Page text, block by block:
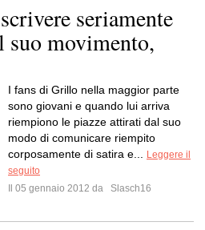
seriamente
movimento,
I fans di Grillo nella maggior parte
sono giovani e quando lui arriva
riempiono le piazze attirati dal suo
modo di comunicare riempito
corposamente di satira e...
Leggere il
seguito
Il 05 gennaio 2012 da
Slasch16